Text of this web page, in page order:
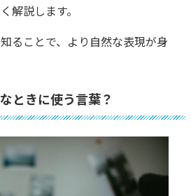
解説します。
ることで、より自然な表現が身
ときに使う言葉？